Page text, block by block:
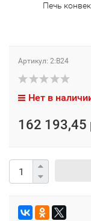
Печь
Артикул: 2:В24
Нет в
162 193,45